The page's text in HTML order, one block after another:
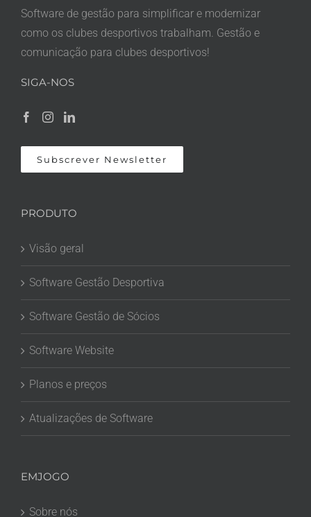
Software de gestão para simplificar e modernizar
como os clubes desportivos trabalham. Gestão e
comunicação para clubes desportivos!
SIGA-NOS
Subscrever Newsletter
PRODUTO
Visão geral
Software Gestão Desportiva
Software Gestão de Sócios
Software Website
Planos e preços
Atualizações de Software
EMJOGO
Sobre nós